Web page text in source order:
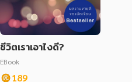
ชีวิตเราเอาไงดี?
EBook
189